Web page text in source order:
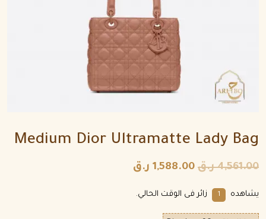
Medium Dior Ultramatte Lady Bag
4,561.00 ر.ق 1,588.00 ر.ق
يشاهده 1 زائر فى الوقت الحالي.